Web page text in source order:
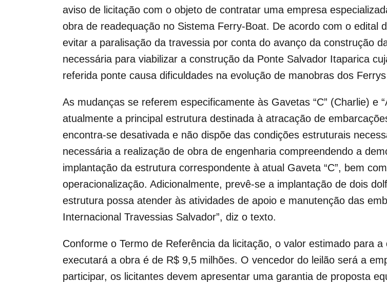
aviso de licitação com o objeto de contratar uma empresa
obra de readequação no Sistema Ferry-Boat. De acordo com o edital
evitar a paralisação da travessia por conta do avanço da construção
necessária para viabilizar a construção da Ponte Salvador Itaparica
referida ponte causa dificuldades na evolução de manobras dos
As mudanças se referem especificamente às Gavetas “C” (Charlie) e
atualmente a principal estrutura destinada à atracação de
encontra-se desativada e não dispõe das condições estruturais
necessária a realização de obra de engenharia compreendendo a
implantação da estrutura correspondente à atual Gaveta “C”, bem
operacionalização. Adicionalmente, prevê-se a implantação de dois
estrutura possa atender às atividades de apoio e manutenção das
Internacional Travessias Salvador”, diz o texto.
Conforme o Termo de Referência da licitação, o valor estimado para
executará a obra é de R$ 9,5 milhões. O vencedor do leilão será a
participar, os licitantes devem apresentar uma garantia de proposta